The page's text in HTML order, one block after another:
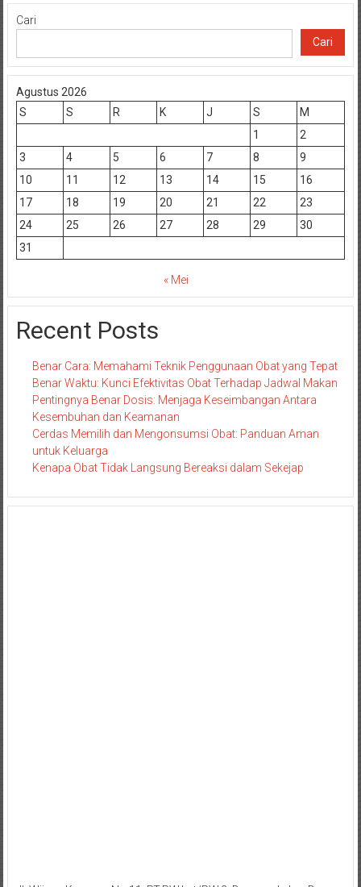
Cari
Cari
Agustus 2026
S
S R K J S
M
1
2
3
4 5 6 7 8
9
10
11 12 13 14 15
16
17
18 19 20 21 22
23
24
25 26 27 28 29
30
31
« Mei
Recent Posts
Benar Cara: Memahami Teknik Penggunaan Obat yang Tepat
Benar Waktu: Kunci Efektivitas Obat Terhadap Jadwal Makan
Pentingnya Benar Dosis: Menjaga Keseimbangan Antara
Kesembuhan dan Keamanan
Cerdas Memilih dan Mengonsumsi Obat: Panduan Aman
untuk Keluarga
Kenapa Obat Tidak Langsung Bereaksi dalam Sekejap